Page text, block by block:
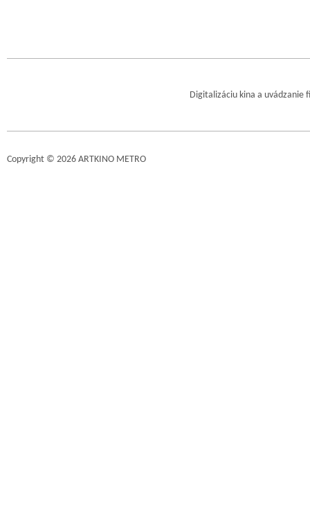
Digitalizáciu kina a uvádzanie
Copyright © 2026 ARTKINO METRO